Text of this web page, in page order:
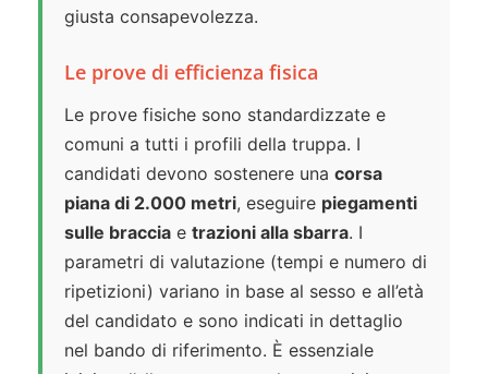
giusta consapevolezza.
Le prove di efficienza fisica
Le prove fisiche sono standardizzate e
comuni a tutti i profili della truppa. I
candidati devono sostenere una corsa
piana di 2.000 metri, eseguire piegamenti
sulle braccia e trazioni alla sbarra. I
parametri di valutazione (tempi e numero di
ripetizioni) variano in base al sesso e all’età
del candidato e sono indicati in dettaglio
nel bando di riferimento. È essenziale